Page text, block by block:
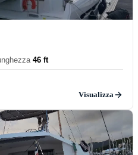
46 ft
Visualizza